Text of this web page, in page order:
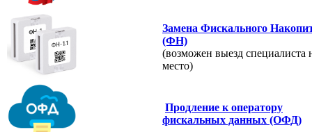
Замена Фискального
(ФН)
(возможен выезд специалиста
место)
Продление к оператору
фискальных данных (ОФД)